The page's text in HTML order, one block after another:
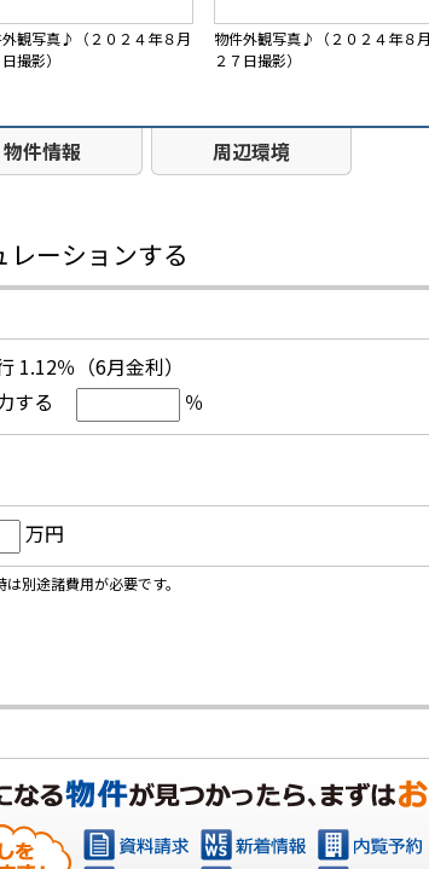
観写真♪（２０２４年８月
撮影）
物件外観写真♪（２０２４年８月
２７日撮影）
物件情報 周辺環境
レーションする
1.12％（6月金利）
する
％
万円
別途諸費用が必要です。